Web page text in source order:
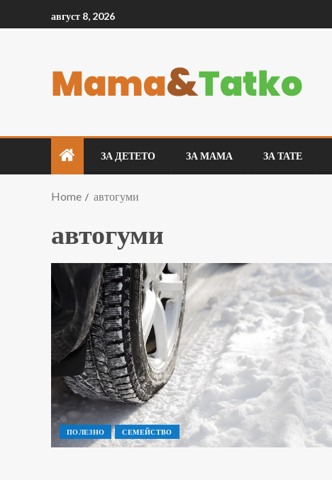
август 8, 2026
ЗА ДЕТЕТО ЗА МАМА ЗА ТАТЕ
Home автогуми
автогуми
ПОЛЕЗНО СЕМЕЙСТВО